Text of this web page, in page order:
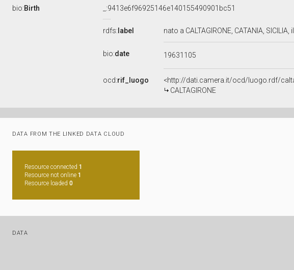
bio:Birth _:9413e6f96925146e140155490901bc51
rdfs: label nato a CALTAGIRONE, CATANIA, SICILIA,
bio:date 19631105
ocd:rif_luogo
<http://dati.camera.it/ocd/luogo.rdf/
CALTAGIRONE
DATA FROM THE LINKED DATA CLOUD
Resource connected 1
Resource not online 1
Resource loaded 0
DATA